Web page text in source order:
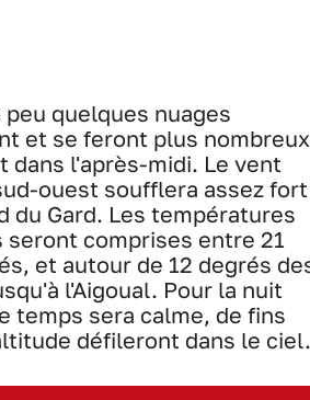
peu quelques nuages
et se feront plus nombreux
dans l'après-midi. Le vent
ouest soufflera assez fort
du Gard. Les températures
seront comprises entre 21
et autour de 12 degrés
l'Aigoual. Pour la nuit
temps sera calme, de fins
défileront dans le ciel.